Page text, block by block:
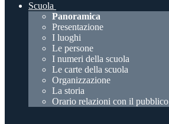
Scuola
Panoramica
Presentazione
I luoghi
Le persone
I numeri della scuola
Le carte della scuola
Organizzazione
La storia
Orario relazioni con il pubblico